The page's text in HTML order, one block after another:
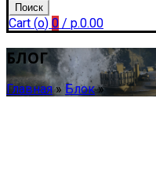
Поиск
Cart (o) 0 / р.0.00
БЛОГ
Главная» Блок»